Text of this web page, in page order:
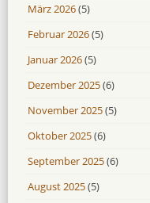
März 2026(5)
Februar 2026(5)
Januar 2026(5)
Dezember 2025(6)
November 2025(5)
Oktober 2025(6)
September 2025(6)
August 2025(5)